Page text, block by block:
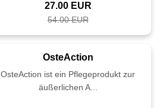
27.00 EUR
54.00 EUR
OsteAction
OsteAction ist ein Pflegeprodukt zur
äußerlichen A...